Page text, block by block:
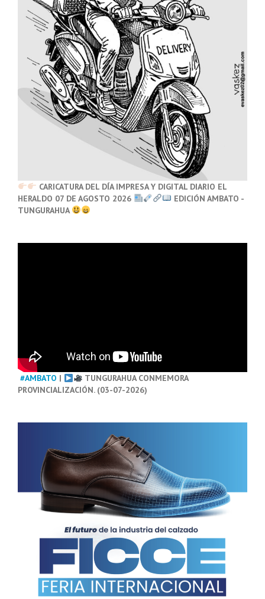
CARICATURA DEL DÍA IMPRESA Y DIGITAL DIARIO EL
HERALDO 07 DE AGOSTO 2026
EDICIÓN AMBATO -
TUNGURAHUA
#AMBATO |
TUNGURAHUA CONMEMORA
PROVINCIALIZACIÓN. (03-07-2026)